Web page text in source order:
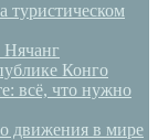
туристическом
Конго
всё, что нужно
движения в мире